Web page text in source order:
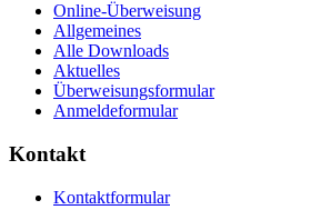
Online-Überweisung
Allgemeines
Alle Downloads
Aktuelles
Überweisungsformular
Anmeldeformular
Kontakt
Kontaktformular